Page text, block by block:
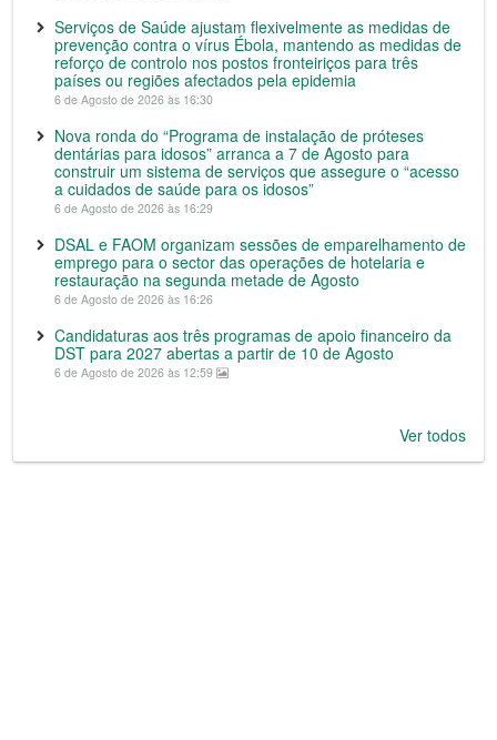
Serviços de Saúde ajustam flexivelmente as medidas de
prevenção contra o vírus Ébola, mantendo as medidas de
reforço de controlo nos postos fronteiriços para três
países ou regiões afectados pela epidemia
6 de Agosto de 2026 às 16:30
Nova ronda do “Programa de instalação de próteses
dentárias para idosos” arranca a 7 de Agosto para
construir um sistema de serviços que assegure o “acesso
a cuidados de saúde para os idosos”
6 de Agosto de 2026 às 16:29
DSAL e FAOM organizam sessões de emparelhamento de
emprego para o sector das operações de hotelaria e
restauração na segunda metade de Agosto
6 de Agosto de 2026 às 16:26
Candidaturas aos três programas de apoio financeiro da
DST para 2027 abertas a partir de 10 de Agosto
6 de Agosto de 2026 às 12:59
Ver todos